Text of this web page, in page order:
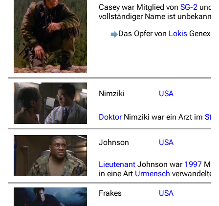
Casey war Mitglied von SG-2 und
vollständiger Name ist unbekannt
Das Opfer von Lokis
Nimziki USA
DoktorNimziki war ein Arzt im
Johnson USA
Lieutenant Johnson war 1997
in eine Art Urmensch verwandelte.
Frakes
USA